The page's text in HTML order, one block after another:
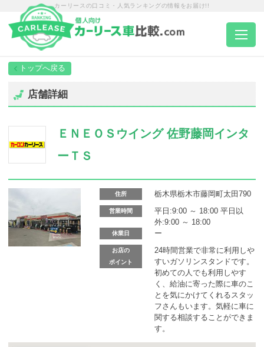
カーリースの口コミ・人気ランキングの情報をお届け!!
トップページ
エリア別ランキング
エリア別店舗一覧
車種から選ぶ
店舗詳細
ＥＮＥＯＳウイング 佐野藤岡インタ
ーＴＳ
住所 栃木県栃木市藤岡町太田790
営業時間
平日:9:00 ～ 18:00 平日以
外:9:00 ～ 18:00
休業日 ー
お店の
ポイント
24時間営業で非常に利用しや
すいガソリンスタンドです。
初めての人でも利用しやす
く、給油に寄った際に車のこ
とを気にかけてくれるスタッ
フさんもいます。気軽に車に
関する相談することができま
す。